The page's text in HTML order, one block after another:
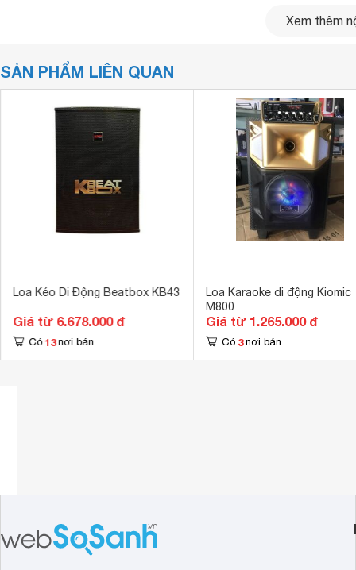
Xem thêm
SẢN PHẨM LIÊN QUAN
Loa Kéo Di Động Beatbox KB43
Giá từ 6.678.000 đ
Có 13 nơi bán
Loa Karaoke di động Kiomic
M800
Giá từ 1.265.000 đ
Có 3 nơi bán